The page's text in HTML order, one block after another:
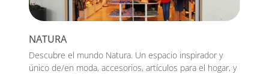
NATURA
Descubre el mundo Natura. Un espacio inspirador y
único de/en moda, accesorios, artículos para el hogar, y